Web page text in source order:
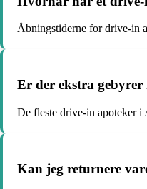
Åbningstiderne for drive-in
Er der ekstra
De fleste drive-in apoteker i
Kan jeg returnere